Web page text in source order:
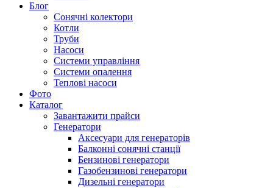
Блог
Сонячні колектори
Котли
Труби
Насоси
Системи управління
Системи опалення
Теплові насоси
Фото
Каталог
Завантажити прайси
Генератори
Аксесуари для генераторів
Балконні сонячні станції
Бензинові генератори
Газобензинові генератори
Дизельні генератори